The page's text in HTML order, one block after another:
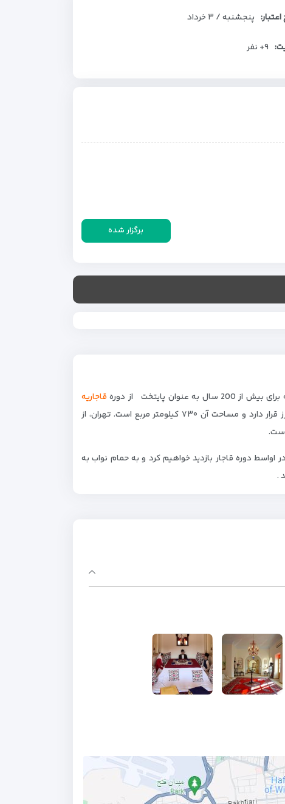
پنجشنبه / ۳ خرداد
+۹ نفر
برگزار شده
پایتخت از دوره
قاجاریه
تاکنون انتخاب شده است . این شهر در شمال کشور و در دامنه رشته کوه البرز قرار دارد و مساحت آن ۷۳۰ کیلومتر مربع است. تهران، از
از خانه دبیرالملک که عمارتی به سبک اروپایی با قدمت 140 ساله در اواسط دوره قاجار بازدید خواهیم کرد و به حمام نواب به
.